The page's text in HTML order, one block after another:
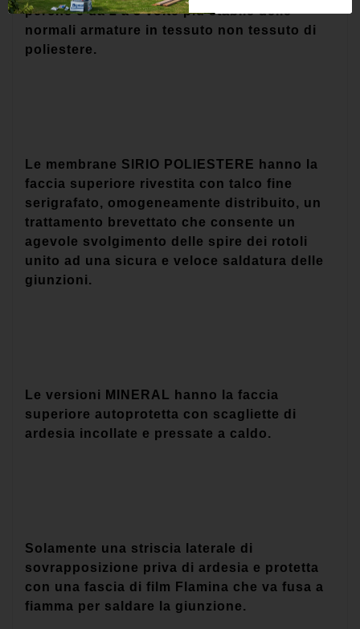
perché è da 2 a 3 volte più stabile delle
normali armature in tessuto non tessuto di
poliestere.
Le membrane SIRIO POLIESTERE hanno la
faccia superiore rivestita con talco fine
serigrafato, omogeneamente distribuito, un
trattamento brevettato che consente un
agevole svolgimento delle spire dei rotoli
unito ad una sicura e veloce saldatura delle
giunzioni.
Le versioni MINERAL hanno la faccia
superiore autoprotetta con scagliette di
ardesia incollate e pressate a caldo.
Solamente una striscia laterale di
sovrapposizione priva di ardesia e protetta
con una fascia di film Flamina che va fusa a
fiamma per saldare la giunzione.